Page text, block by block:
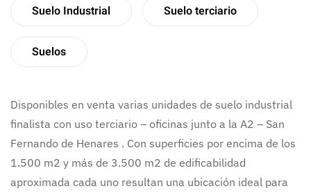
Suelo Industrial Suelo terciario
Suelos
Disponibles en venta varias unidades de suelo industrial
finalista con uso terciario – oficinas junto a la A2 – San
Fernando de Henares . Con superficies por encima de los
1.500 m2 y más de 3.500 m2 de edificabilidad
aproximada cada uno resultan una ubicación ideal para